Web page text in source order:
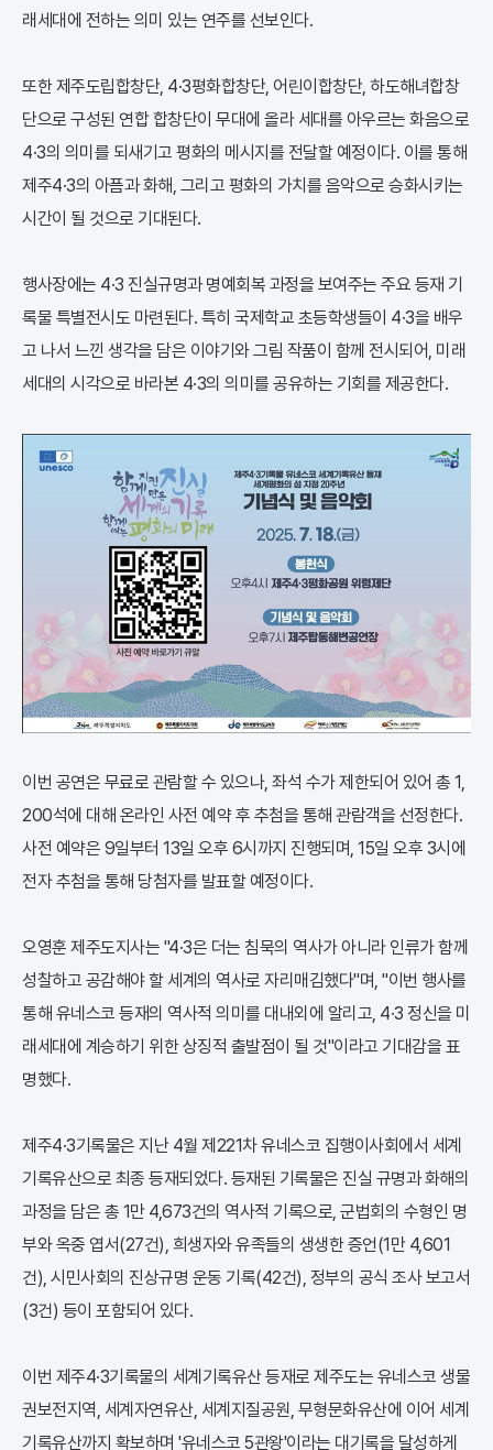
래세대에 전하는 의미 있는 연주를 선보인다.
또한 제주도립합창단, 4·3평화합창단, 어린이합창단, 하도해녀합창
단으로 구성된 연합 합창단이 무대에 올라 세대를 아우르는 화음으로
4·3의 의미를 되새기고 평화의 메시지를 전달할 예정이다. 이를 통해
제주4·3의 아픔과 화해, 그리고 평화의 가치를 음악으로 승화시키는
시간이 될 것으로 기대된다.
행사장에는 4·3 진실규명과 명예회복 과정을 보여주는 주요 등재 기
록물 특별전시도 마련된다. 특히 국제학교 초등학생들이 4·3을 배우
고 나서 느낀 생각을 담은 이야기와 그림 작품이 함께 전시되어, 미래
세대의 시각으로 바라본 4·3의 의미를 공유하는 기회를 제공한다.
이번 공연은 무료로 관람할 수 있으나, 좌석 수가 제한되어 있어 총 1,
200석에 대해 온라인 사전 예약 후 추첨을 통해 관람객을 선정한다.
사전 예약은 9일부터 13일 오후 6시까지 진행되며, 15일 오후 3시에
전자 추첨을 통해 당첨자를 발표할 예정이다.
오영훈 제주도지사는 "4·3은 더는 침묵의 역사가 아니라 인류가 함께
성찰하고 공감해야 할 세계의 역사로 자리매김했다"며, "이번 행사를
통해 유네스코 등재의 역사적 의미를 대내외에 알리고, 4·3 정신을 미
래세대에 계승하기 위한 상징적 출발점이 될 것"이라고 기대감을 표
명했다.
제주4·3기록물은 지난 4월 제221차 유네스코 집행이사회에서 세계
기록유산으로 최종 등재되었다. 등재된 기록물은 진실 규명과 화해의
과정을 담은 총 1만 4,673건의 역사적 기록으로, 군법회의 수형인 명
부와 옥중 엽서(27건), 희생자와 유족들의 생생한 증언(1만 4,601
건), 시민사회의 진상규명 운동 기록(42건), 정부의 공식 조사 보고서
(3건) 등이 포함되어 있다.
이번 제주4·3기록물의 세계기록유산 등재로 제주도는 유네스코 생물
권보전지역, 세계자연유산, 세계지질공원, 무형문화유산에 이어 세계
기록유산까지 확보하며 '유네스코 5관왕'이라는 대기록을 달성하게